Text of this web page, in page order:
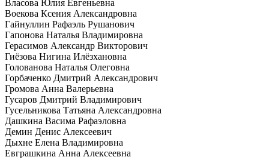
Власова Юлия Евгеньевна
Воекова Ксения Александровна
Гайнуллин Рафаэль Рушанович
Гапонова Наталья Владимировна
Герасимов Александр Викторович
Гиёзова Нигина Илёзхановна
Голованова Наталья Олеговна
Горбаченко Дмитрий Александрович
Громова Анна Валерьевна
Гусаров Дмитрий Владимирович
Гусельникова Татьяна Александровна
Дашкина Васима Рафаэловна
Демин Денис Алексеевич
Дыхне Елена Владимировна
Евграшкина Анна Алексеевна